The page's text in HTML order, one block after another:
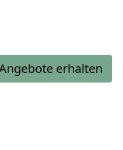
erhalten